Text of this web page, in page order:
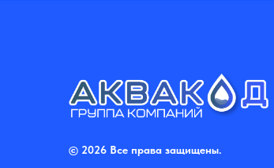
© 2026 Все права защищены.